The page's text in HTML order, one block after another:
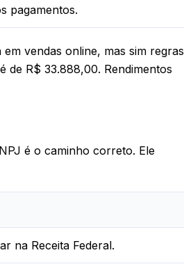
pagamentos.
vendas online, mas sim regras
de R$ 33.888,00. Rendimentos
é o caminho correto. Ele
na Receita Federal.